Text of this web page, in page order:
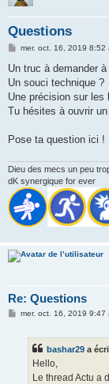
Questions
M
s
a
g
mer. oct. 16, 2019 8:52
Un truc à demander
Un souci technique ?
Une précision sur les
Tu hésites à ouvrir
Pose ta question ici !
Dieu des mecs un peu
dK synergique for ever
Re: Questions
Mmer. oct. 16, 2019 9:47
bashar29 a
Hello,
Le thread Actu a